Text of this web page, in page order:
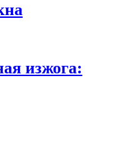
изжога: